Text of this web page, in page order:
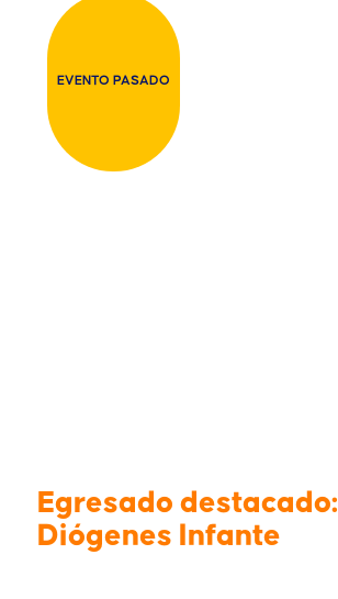
EVENTO PASADO
Egresado destacado:
Diógenes Infante